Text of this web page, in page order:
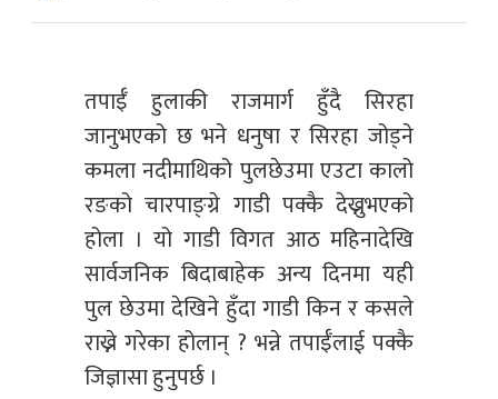
तपाईँ हुलाकी राजमार्ग हुँदै सिरहा
जानुभएको छ भने धनुषा र सिरहा जोड्ने
कमला नदीमाथिको पुलछेउमा एउटा कालो
रङको चारपाङ्ग्रे गाडी पक्कै देख्नुभएको
होला । यो गाडी विगत आठ महिनादेखि
सार्वजनिक बिदाबाहेक अन्य दिनमा यही
पुल छेउमा देखिने हुँदा गाडी किन र कसले
राख्ने गरेका होलान् ? भन्ने तपाईँलाई पक्कै
जिज्ञासा हुनुपर्छ ।